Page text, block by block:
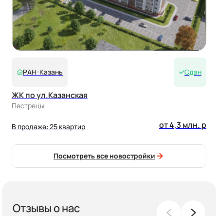
РАН-Казань Сдан
ЖК по ул.Казанская
Пестрецы
В продаже: 25 квартир от 4,3 млн. р
Посмотреть все новостройки
Отзывы о нас